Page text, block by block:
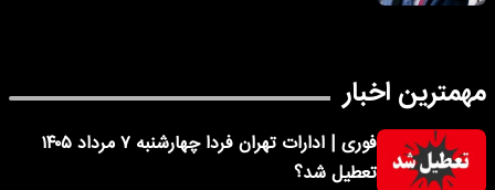
مهمترین اخبار
فوری | ادارات تهران فردا چهارشنبه ۷ مرداد ۱۴۰۵
تعطیل شد؟